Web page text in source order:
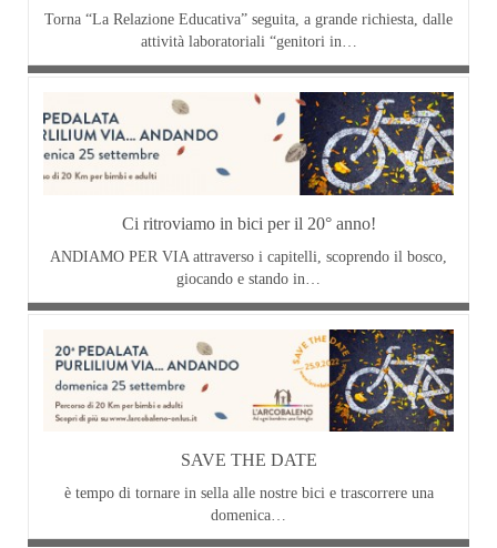
Torna “La Relazione Educativa” seguita, a grande richiesta, dalle
attività laboratoriali “genitori in…
Ci ritroviamo in bici per il 20° anno!
ANDIAMO PER VIA attraverso i capitelli, scoprendo il bosco,
giocando e stando in…
SAVE THE DATE
è tempo di tornare in sella alle nostre bici e trascorrere una
domenica…